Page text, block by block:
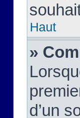
Haut
»
d’un